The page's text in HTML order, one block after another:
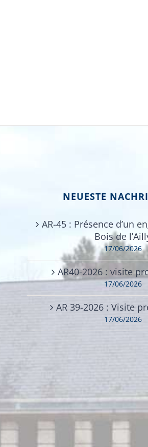
NEUESTE
AR-45 : Présence d’un
Bois de
17/06/2026
AR40-2026 : visite
17/06/2026
AR 39-2026 : Visite
17/06/2026